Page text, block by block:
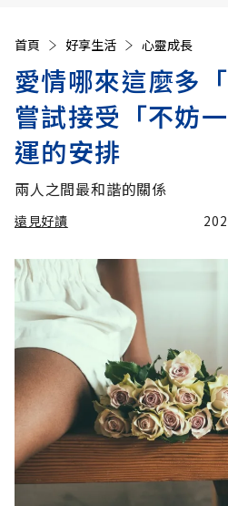
首頁 好享生活 心靈成長
愛情哪來這麼多
嘗試接受「不妨
運的安排
兩人之間最和諧的關係
遠見好讀